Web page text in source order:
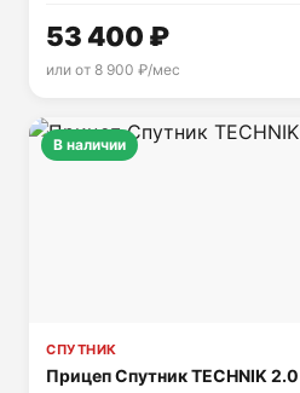
53 400 ₽
или от 8 900 ₽/мес
В наличии
СПУТНИК
Прицеп Спутник TECHNIK 2.0